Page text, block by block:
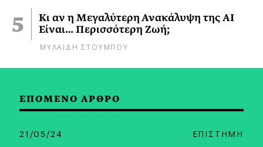
Κι αν η Μεγαλύτερη Ανακάλυψη της AI
Είναι… Περισσότερη Ζωή;
ΜΥΛΑΙΔΗ ΣΤΟΥΜΠΟΥ
ΕΠΟΜΕΝΟ ΑΡΘΡΟ
21/05/24 ΕΠΙΣΤΗΜΗ